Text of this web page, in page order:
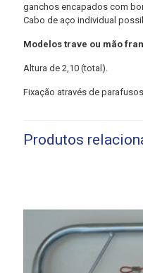
ganchos encapados com
Cabo de aço individual
Modelos trave ou mão
Altura de 2,10 (total).
Fixação através de
Produtos